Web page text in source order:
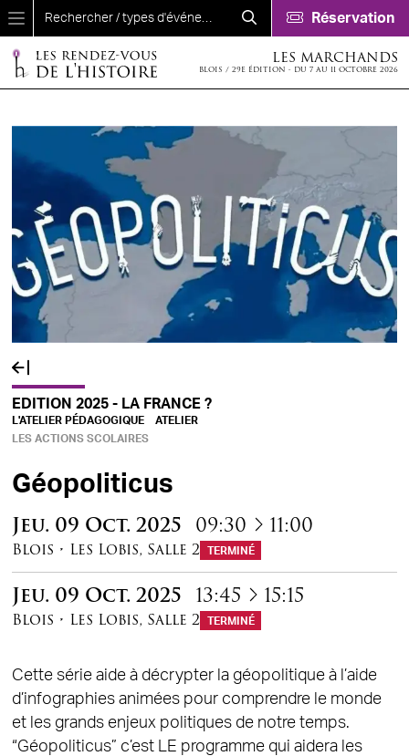
Aller au contenu principal
Réservation
LES MARCHANDS
BLOIS / 29E ÉDITION - DU 7 AU 11 OCTOBRE 2026
EDITION 2025 - LA FRANCE ?
L'ATELIER PÉDAGOGIQUE
ATELIER
LES ACTIONS SCOLAIRES
Géopoliticus
Jeu. 09 Oct. 2025 09:30 à11:00
Blois • Les Lobis, Salle 2 TERMINÉ
Jeu. 09 Oct. 2025 13:45 à15:15
Blois • Les Lobis, Salle 2 TERMINÉ
Cette série aide à décrypter la géopolitique à l’aide
d’infographies animées pour comprendre le monde
et les grands enjeux politiques de notre temps.
“Géopoliticus” c’est LE programme qui aidera les